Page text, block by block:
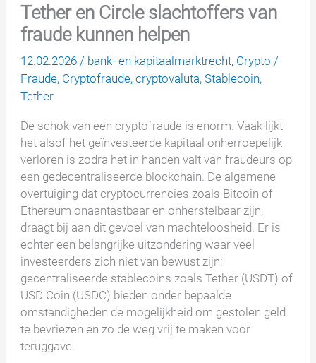
Tether en Circle slachtoffers van
fraude kunnen helpen
12.02.2026/ bank- en kapitaalmarktrecht, Crypto /
Fraude, Cryptofraude,cryptovaluta,Stablecoin,
Tether
De schok van een cryptofraude is enorm. Vaak lijkt
het alsof het geïnvesteerde kapitaal onherroepelijk
verloren is zodra het in handen valt van fraudeurs op
een gedecentraliseerde blockchain. De algemene
overtuiging dat cryptocurrencies zoals Bitcoin of
Ethereum onaantastbaar en onherstelbaar zijn,
draagt bij aan dit gevoel van machteloosheid. Er is
echter een belangrijke uitzondering waar veel
investeerders zich niet van bewust zijn:
gecentraliseerde stablecoins zoals Tether (USDT) of
USD Coin (USDC) bieden onder bepaalde
omstandigheden de mogelijkheid om gestolen geld
te bevriezen en zo de weg vrij te maken voor
teruggave.